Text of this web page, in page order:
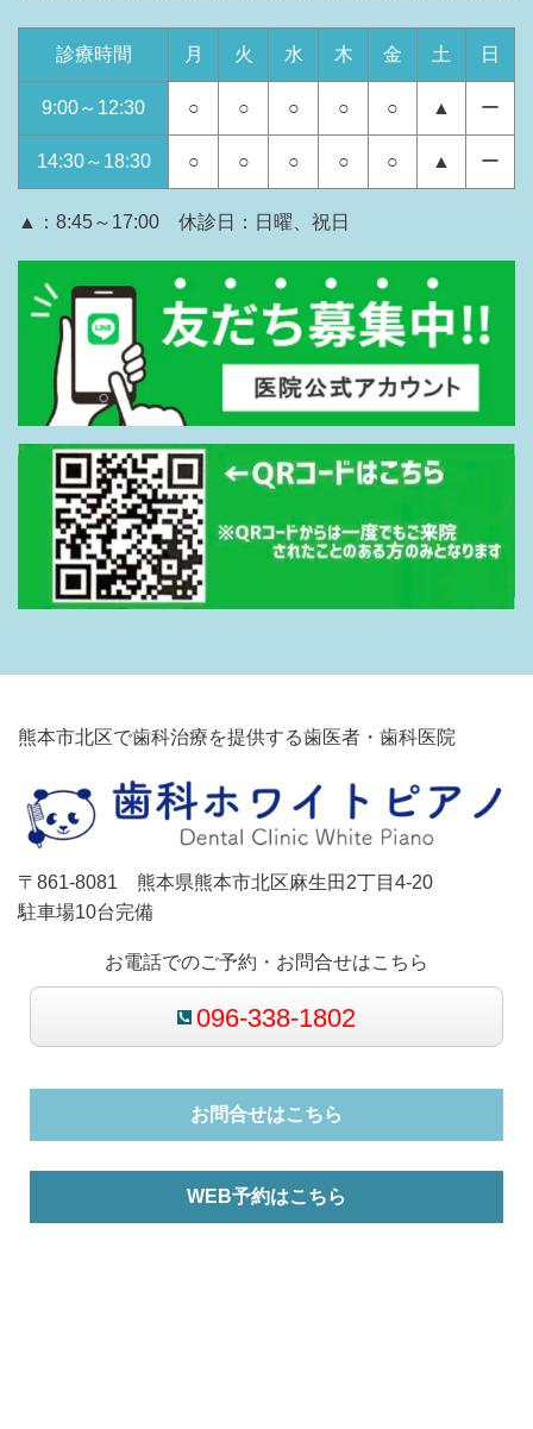
診療時間 月 火 水 木 金 土 日
9:00～12:30 ○ ○ ○ ○ ○ ▲ ー
14:30～18:30 ○ ○ ○ ○ ○ ▲ ー
▲：8:45～17:00 休診日：日曜、祝日
熊本市北区で歯科治療を提供する歯医者・歯科医院
〒861-8081 熊本県熊本市北区麻生田2丁目4-20
駐車場10台完備
お電話でのご予約・お問合せはこちら
096-338-1802
お問合せはこちら
WEB予約はこちら